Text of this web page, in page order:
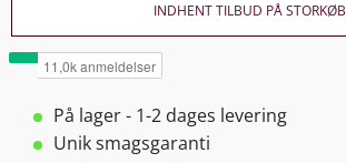
INDHENT TILBUD PÅ STORKØB
På lager - 1-2 dages levering
Unik smagsgaranti